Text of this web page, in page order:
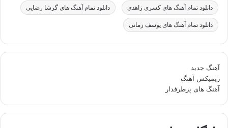
دانلود تمام آهنگ های کسری زاهدی دانلود تمام آهنگ های گرشا رضایی
دانلود تمام آهنگ های یوسف زمانی
آهنگ جدید
ریمیکس آهنگ
آهنگ های پرطرفدار